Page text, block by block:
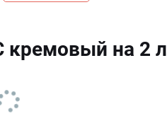
Количество ломтиков
хлеба
2
Материал
кремовый на 2